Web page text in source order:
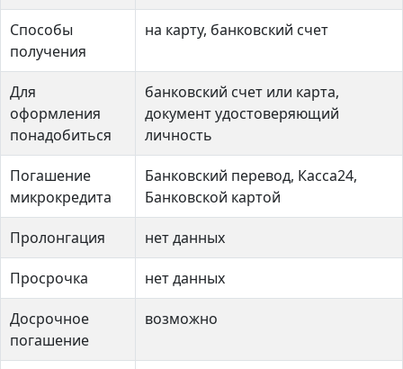
Способы
получения
на карту, банковский счет
Для
оформления
понадобиться
банковский счет или карта,
документ удостоверяющий
личность
Погашение
микрокредита
Банковский перевод, Касса24,
Банковской картой
Пролонгация нет данных
Просрочка нет данных
Досрочное
погашение
возможно